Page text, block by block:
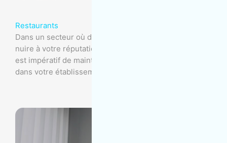
Restaurants
Dans un secteur où de nombreux facteurs peuvent
nuire à votre réputation et menacer votre entreprise, il
est impératif de maintenir la propreté et la salubrité
dans votre établissement.